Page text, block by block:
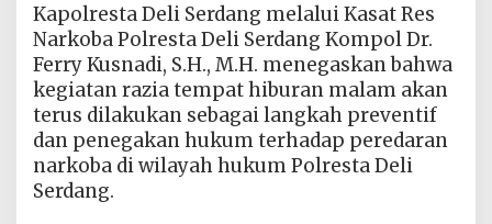
Kapolresta Deli Serdang melalui Kasat Res
Narkoba Polresta Deli Serdang Kompol Dr.
Ferry Kusnadi, S.H., M.H. menegaskan bahwa
kegiatan razia tempat hiburan malam akan
terus dilakukan sebagai langkah preventif
dan penegakan hukum terhadap peredaran
narkoba di wilayah hukum Polresta Deli
Serdang.